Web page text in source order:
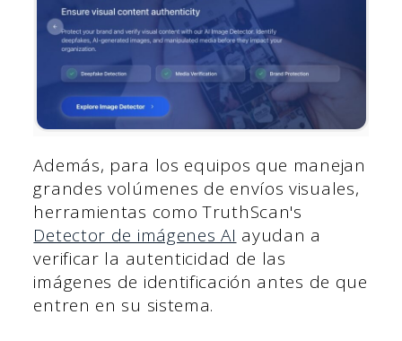
Además, para los equipos que manejan
grandes volúmenes de envíos visuales,
herramientas como TruthScan's
Detector de imágenes AI ayudan a
verificar la autenticidad de las
imágenes de identificación antes de que
entren en su sistema.